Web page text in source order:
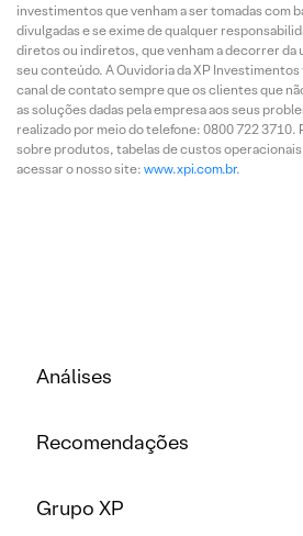
investimentos que venham a ser tomadas com
divulgadas e se exime de qualquer
diretos ou indiretos, que venham a decorrer da
seu conteúdo. A Ouvidoria da XP Investimentos
canal de contato sempre que os clientes que
as soluções dadas pela empresa aos seus
realizado por meio do telefone: 0800 722 3710.
sobre produtos, tabelas de custos
acessar o nosso site: www.xpi.com.br.
Análises
Recomendações
Grupo XP